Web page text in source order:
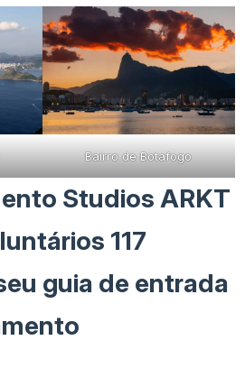
Bairro de Botafogo
Studios ARKT
117
guia de entrada